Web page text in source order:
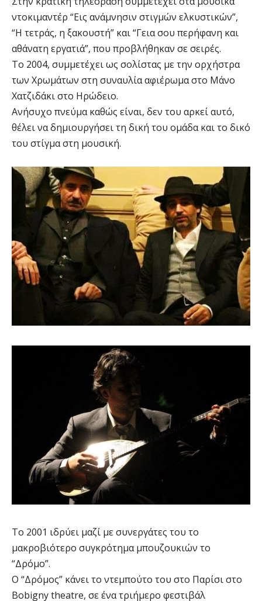
ντοκιμαντέρ “Εις ανάμνησιν στιγμών ελκυστικών”,
“Η τετράς, η ξακουστή” και “Γεια σου περήφανη και
αθάνατη εργατιά”, που προβλήθηκαν σε σειρές.
Το 2004, συμμετέχει ως σολίστας με την ορχήστρα
των Χρωμάτων στη συναυλία αφιέρωμα στο Μάνο
Χατζιδάκι στο Ηρώδειο.
Ανήσυχο πνεύμα καθώς είναι, δεν του αρκεί αυτό,
θέλει να δημιουργήσει τη δική του ομάδα και το δικό
του στίγμα στη μουσική.
Το 2001 ιδρύει μαζί με συνεργάτες του το
μακροβιότερο συγκρότημα μπουζουκιών το
“Δρόμο”.
Ο “Δρόμος” κάνει το ντεμπούτο του στο Παρίσι στο
Bobigny theatre, σε ένα τριήμερο φεστιβάλ